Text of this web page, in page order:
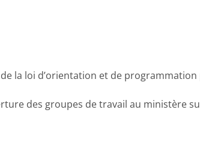
la loi d’orientation et de
des groupes de travail au ministère